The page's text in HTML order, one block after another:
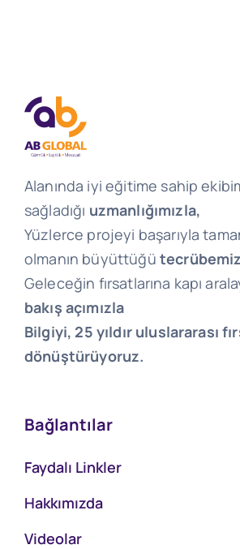
Alanında iyi eğitime sahip
sağladığı uzmanlığımızla,
Yüzlerce projeyi başarıyla
olmanın büyüttüğü
Geleceğin fırsatlarına kapı
bakış açımızla
Bilgiyi, 25 yıldır uluslararası
dönüştürüyoruz.
Bağlantılar
Faydalı Linkler
Hakkımızda
Videolar